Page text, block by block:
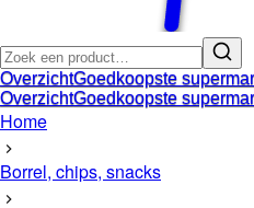
OverzichtGoedkoopste
OverzichtGoedkoopste
Home
Borrel, chips, snacks